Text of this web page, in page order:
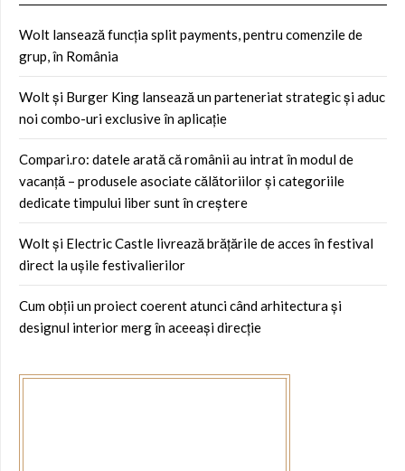
Wolt lansează funcția split payments, pentru comenzile de
grup, în România
Wolt și Burger King lansează un parteneriat strategic și aduc
noi combo-uri exclusive în aplicație
Compari.ro: datele arată că românii au intrat în modul de
vacanță – produsele asociate călătoriilor și categoriile
dedicate timpului liber sunt în creștere
Wolt și Electric Castle livrează brățările de acces în festival
direct la ușile festivalierilor
Cum obții un proiect coerent atunci când arhitectura și
designul interior merg în aceeași direcție